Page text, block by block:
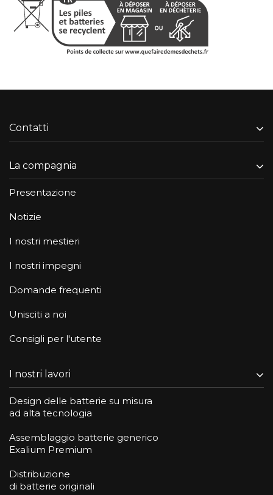
Contatti
La compagnia
Presentazione
Notizie
I nostri mestieri
I nostri impegni
Domande frequenti
Unisciti a noi
Consigli per l'utente
I nostri lavori
Design delle batterie su misura
ad alta tecnologia
Assemblaggio batterie generico
Exalium Premium
Distribuzione
di batterie originali